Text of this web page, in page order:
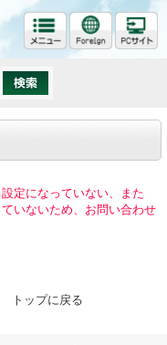
定になっていない、また
いないため、お問い合わせ
トップに戻る